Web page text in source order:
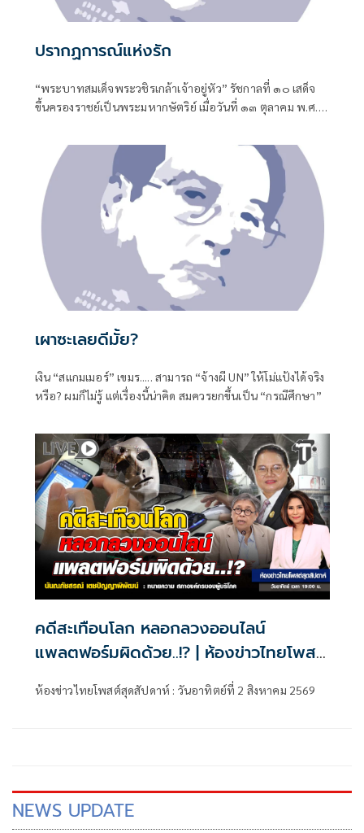
ปรากฏการณ์แห่งรัก
“พระบาทสมเด็จพระวชิรเกล้าเจ้าอยู่หัว” รัชกาลที่ ๑๐ เสด็จ
ขึ้นครองราชย์เป็นพระมหากษัตริย์ เมื่อวันที่ ๑๓ ตุลาคม พ.ศ.
เผาซะเลยดีมั้ย?
เงิน “สแกมเมอร์” เขมร..... สามารถ “จ้างผี UN” ให้โม่แป้งได้จริง
หรือ? ผมก็ไม่รู้ แต่เรื่องนี้น่าคิด สมควรยกขึ้นเป็น “กรณีศึกษา”
คดีสะเทือนโลก หลอกลวงออนไลน์
แพลตฟอร์มผิดด้วย..!? | ห้องข่าวไทยโพสต์
ห้องข่าวไทยโพสต์สุดสัปดาห์ : วันอาทิตย์ที่ 2 สิงหาคม 2569
NEWS UPDATE